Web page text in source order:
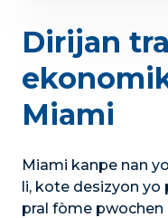
Dirijan
Miami
Miami kanpe nan
li, kote desizyon yo
pral fòme